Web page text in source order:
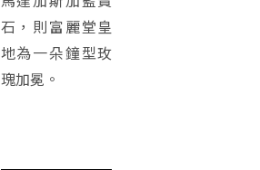
石，則富麗堂皇
地為一朵鐘型玫
瑰加冕。